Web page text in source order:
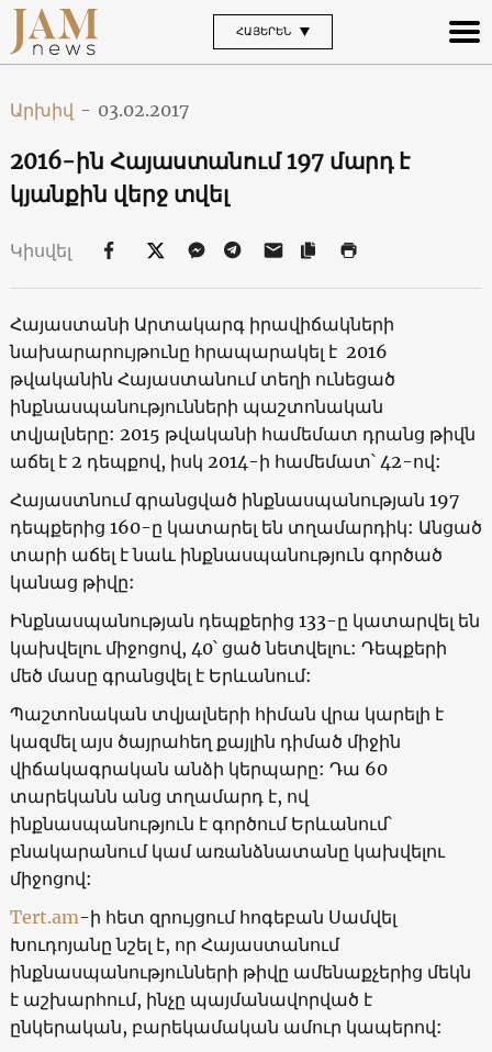
ՀԱՅԵՐԵՆ
Արխիվ - 03.02.2017
2016-ին Հայաստանում 197 մարդ է
կյանքին վերջ տվել
Կիսվել
Հայաստանի Արտակարգ իրավիճակների
նախարարույթունը հրապարակել է 2016
թվականին Հայաստանում տեղի ունեցած
ինքնասպանությունների պաշտոնական
տվյալները: 2015 թվականի համեմատ դրանց թիվն
աճել է 2 դեպքով, իսկ 2014-ի համեմատ՝ 42-ով:
Հայաստնում գրանցված ինքնասպանության 197
դեպքերից 160-ը կատարել են տղամարդիկ: Անցած
տարի աճել է նաև ինքնասպանություն գործած
կանաց թիվը:
Ինքնասպանության դեպքերից 133-ը կատարվել են
կախվելու միջոցով, 40՝ ցած նետվելու: Դեպքերի
մեծ մասը գրանցվել է Երևանում:
Պաշտոնական տվյալների հիման վրա կարելի է
կազմել այս ծայրահեղ քայլին դիմած միջին
վիճակագրական անձի կերպարը: Դա 60
տարեկանն անց տղամարդ է, ով
ինքնասպանություն է գործում Երևանում՝
բնակարանում կամ առանձնատանը կախվելու
միջոցով:
Tert.am-ի հետ զրույցում հոգեբան Սամվել
Խուդոյանը նշել է, որ Հայաստանում
ինքնասպանությունների թիվը ամենաքչերից մեկն
է աշխարհում, ինչը պայմանավորված է
ընկերական, բարեկամական ամուր կապերով: